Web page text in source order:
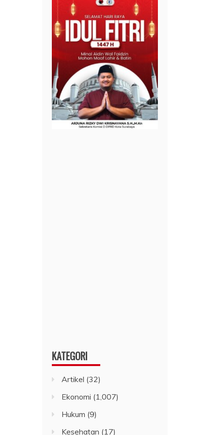
KATEGORI
Artikel (32)
Ekonomi (1,007)
Hukum (9)
Kesehatan (17)